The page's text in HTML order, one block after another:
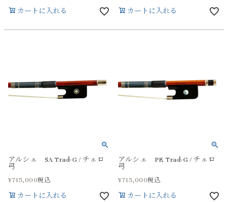
カートに入れる カートに入れる
アルシェ SA Trad-G / チェロ
弓
¥715,000税込
カートに入れる
アルシェ PE Trad-G / チェロ
弓
¥715,000税込
カートに入れる